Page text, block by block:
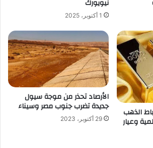
نيويورك
1 أكتوبر، 2025
الذهب
وعيار
الأرصاد تحذر من موجة سيول
جديدة تضرب جنوب مصر وسيناء
29 أكتوبر، 2023